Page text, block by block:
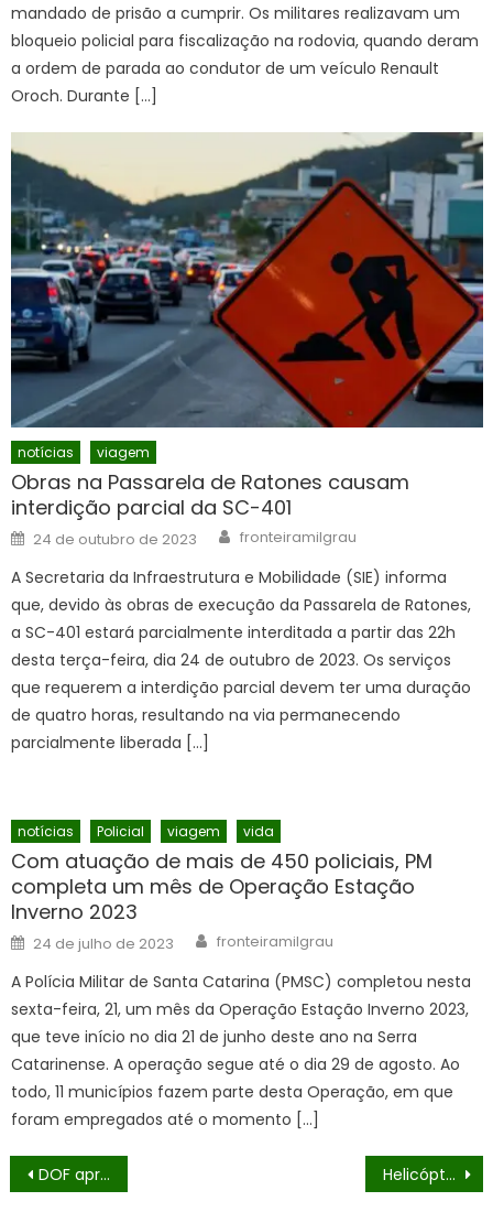
mandado de prisão a cumprir. Os militares realizavam um
bloqueio policial para fiscalização na rodovia, quando deram
a ordem de parada ao condutor de um veículo Renault
Oroch. Durante […]
notícias viagem
Obras na Passarela de Ratones causam
interdição parcial da SC-401
Posted
on
24 de outubro de 2023 Author
fronteiramilgrau
A Secretaria da Infraestrutura e Mobilidade (SIE) informa
que, devido às obras de execução da Passarela de Ratones,
a SC-401 estará parcialmente interditada a partir das 22h
desta terça-feira, dia 24 de outubro de 2023. Os serviços
que requerem a interdição parcial devem ter uma duração
de quatro horas, resultando na via permanecendo
parcialmente liberada […]
notícias Policial viagem vida
Com atuação de mais de 450 policiais, PM
completa um mês de Operação Estação
Inverno 2023
Posted
on
24 de julho de 2023 Author
fronteiramilgrau
A Polícia Militar de Santa Catarina (PMSC) completou nesta
sexta-feira, 21, um mês da Operação Estação Inverno 2023,
que teve início no dia 21 de junho deste ano na Serra
Catarinense. A operação segue até o dia 29 de agosto. Ao
todo, 11 municípios fazem parte desta Operação, em que
foram empregados até o momento […]
Navegação
DOF apreende quase R$ 700 mil em mercadorias ilegais em Ponta Porã Helicóptero passa rente a prédio e assusta clientes de restaurante em Balneário Camboriú